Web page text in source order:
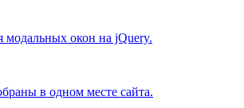
модальных окон на jQuery.
в одном месте сайта.